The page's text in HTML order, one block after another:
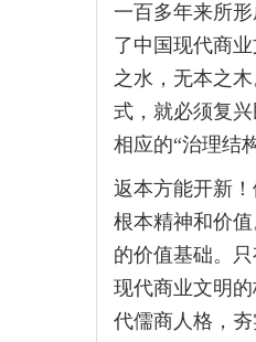
一百多年来所
了中国现代商
之水，无本之
式，就必须复
相应的“治理结构
返本方能开新
根本精神和价
的价值基础。
现代商业文明
代儒商人格，